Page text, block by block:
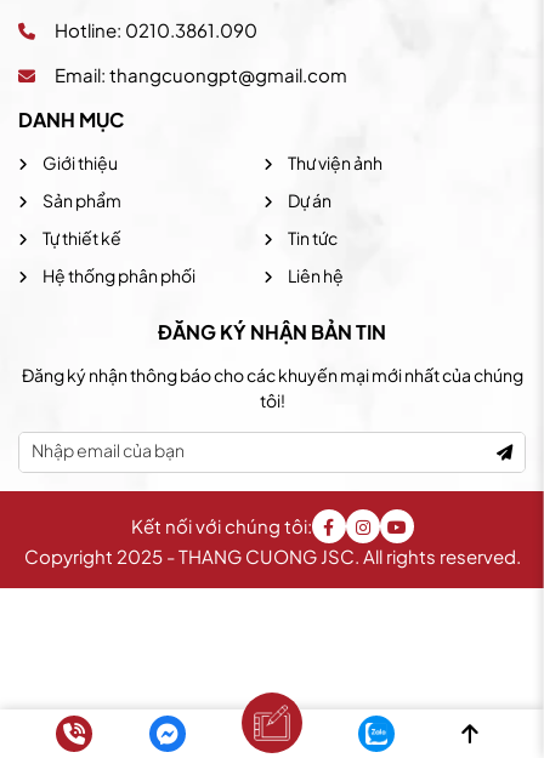
Hotline: 0210.3861.090
Email: thangcuongpt@gmail.com
DANH MỤC
Giới thiệu
Sản phẩm
Tự thiết kế
Hệ thống phân phối
Thư viện ảnh
Dự án
Tin tức
Liên hệ
ĐĂNG KÝ NHẬN BẢN TIN
Đăng ký nhận thông báo cho các khuyến mại mới nhất của chúng
tôi!
Copyright 2025 - THANG CUONG JSC. All rights reserved.
Kết nối với chúng tôi: